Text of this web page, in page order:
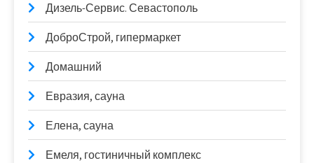
Дизель-Сервис. Севастополь
ДоброСтрой, гипермаркет
Домашний
Евразия, сауна
Елена, сауна
Емеля, гостиничный комплекс